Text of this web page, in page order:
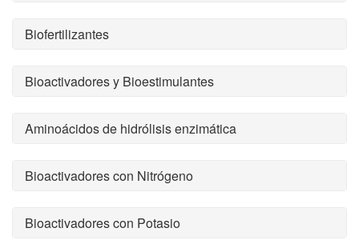
Biofertilizantes
Bioactivadores y Bioestimulantes
Aminoácidos de hidrólisis enzimática
Bioactivadores con Nitrógeno
Bioactivadores con Potasio